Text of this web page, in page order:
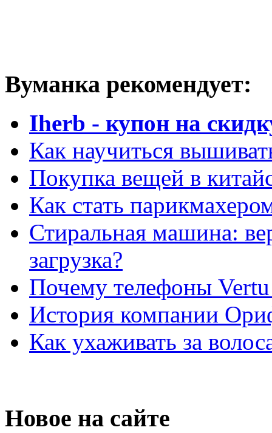
Вуманка рекомендует:
Iherb - купон на
Как научиться
Покупка вещей в
Как стать
Стиральная машина:
загрузка?
Почему телефоны Vertu
История компании
Как ухаживать за
Новое на сайте